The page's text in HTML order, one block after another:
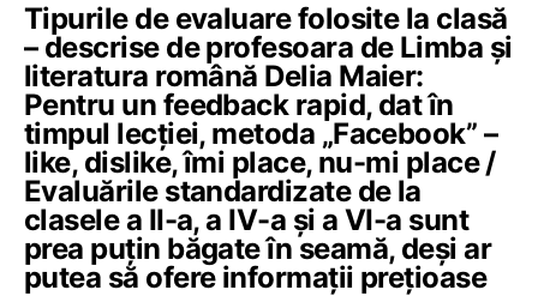
Tipurile de evaluare folosite la clasă
– descrise de profesoara de Limba și
literatura română Delia Maier:
Pentru un feedback rapid, dat în
timpul lecției, metoda „Facebook” –
like, dislike, îmi place, nu-mi place /
Evaluările standardizate de la
clasele a II-a, a IV-a și a VI-a sunt
prea puțin băgate în seamă, deși ar
putea să ofere informații prețioase